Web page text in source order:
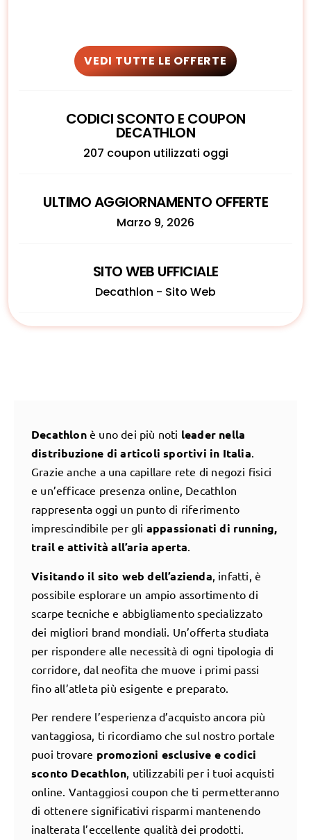
VEDI TUTTE LE OFFERTE
CODICI SCONTO E COUPON
DECATHLON
207 coupon utilizzati oggi
ULTIMO AGGIORNAMENTO OFFERTE
Marzo 9, 2026
SITO WEB UFFICIALE
Decathlon - Sito Web
Decathlonè uno dei più noti leader nella
distribuzione di articoli sportivi in Italia.
Grazie anche a una capillare rete di negozi fisici
e un’efficace presenza online, Decathlon
rappresenta oggi un punto di riferimento
imprescindibile per gli appassionati di running,
trail e attività all’aria aperta.
Visitando il sito web dell’azienda , infatti, è
possibile esplorare un ampio assortimento di
scarpe tecniche e abbigliamento specializzato
dei migliori brand mondiali. Un’offerta studiata
per rispondere alle necessità di ogni tipologia di
corridore, dal neofita che muove i primi passi
fino all’atleta più esigente e preparato.
Per rendere l’esperienza d’acquisto ancora più
vantaggiosa, ti ricordiamo che sul nostro portale
puoi trovare promozioni esclusive e codici
sconto Decathlon, utilizzabili per i tuoi acquisti
online. Vantaggiosi coupon che ti permetteranno
di ottenere significativi risparmi mantenendo
inalterata l’eccellente qualità dei prodotti.